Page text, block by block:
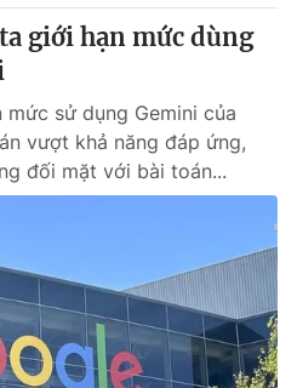
Podcast
Infographic
VTV Thể thao
giới hạn mức dùng
sử dụng Gemini của
vượt khả năng đáp ứng,
đối mặt với bài toán...